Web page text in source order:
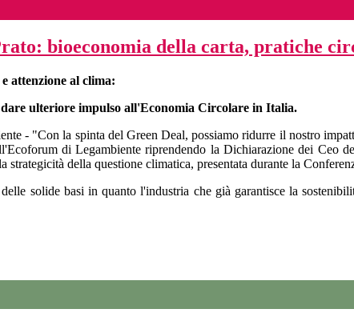
bioeconomia della carta, pratiche
attenzione al clima:
ulteriore impulso all'Economia Circolare in Italia.
- "Con la spinta del Green Deal, possiamo ridurre il nostro
di Legambiente riprendendo la Dichiarazione dei Ceo
strategicità della questione climatica, presentata durante la
solide basi in quanto l'industria che già garantisce la